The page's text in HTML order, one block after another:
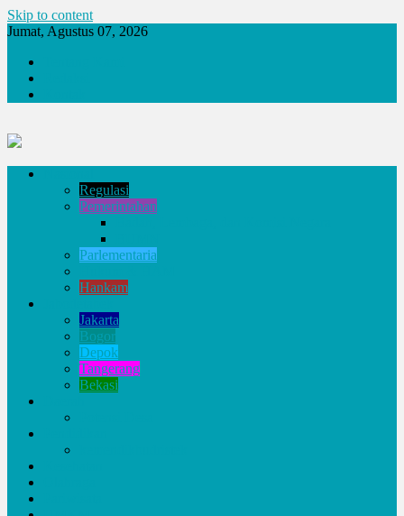
Skip to content
Jumat, Agustus 07, 2026
Regulasi
Pemerintahan
Parlementaria
Hankam
Jakarta
Bogor
Depok
Tangerang
Bekasi